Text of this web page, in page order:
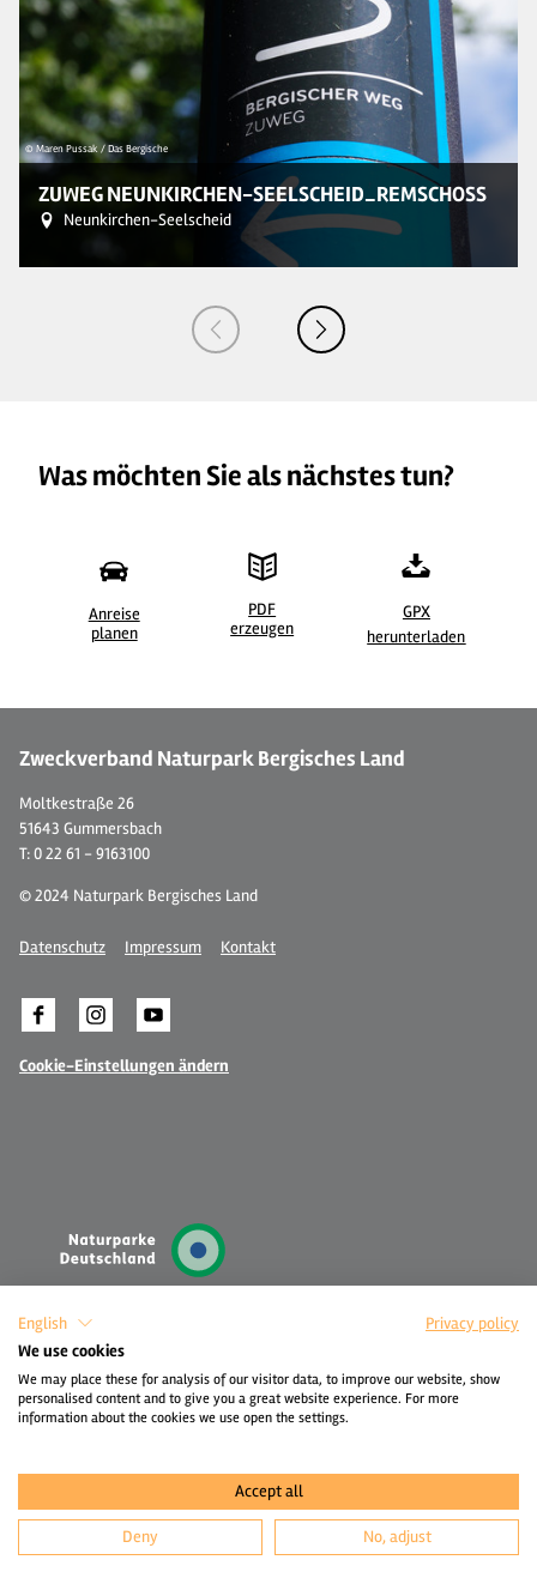
© Maren Pussak / Das Bergische
ZUWEG NEUNKIRCHEN-SEELSCHEID_REMSCHOSS
Neunkirchen-Seelscheid
| Maren Pussak / Das Bergische
Was möchten Sie als nächstes tun?
Anreise
planen
PDF
erzeugen
GPX
herunterladen
Zweckverband Naturpark Bergisches Land
Moltkestraße 26
51643 Gummersbach
T: 0 22 61 - 9163100
© 2024 Naturpark Bergisches Land
Datenschutz Impressum Kontakt
Cookie-Einstellungen ändern
English
Privacy policy
We use cookies
We may place these for analysis of our visitor data, to improve our website, show
personalised content and to give you a great website experience. For more
information about the cookies we use open the settings.
Accept all
Deny No, adjust